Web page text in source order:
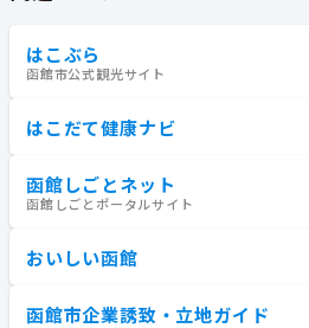
はこぶら
函館市公式観光サイト
はこだて健康ナビ
函館しごとネット
函館しごとポータルサイト
おいしい函館
函館市企業誘致・立地ガイド